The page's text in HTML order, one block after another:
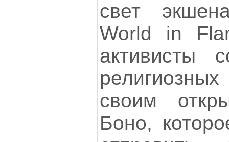
свет
World in
активисты
своим
Боно,